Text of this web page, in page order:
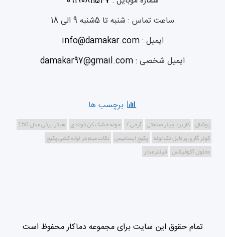
ساعت تماس : شنبه تا 5شنبه 9 الی 18
ایمیل :info@damakar.com
ایمیل شخصی : damakar97@gmail.com
برچسب ها
پوشال کاربرد چیلر صنعتی آرجی 7 حوله خشک کن فولادی هیتر برقی مدل 150
کولر گازی پرتابل تک لوله پکیج ایساتیس نکات مهم در لوله کشی پکیج
محلول آکوفیکس فیلترمدار
تمام حقوق این سایت برای مجموعه دماکار محفوظ است